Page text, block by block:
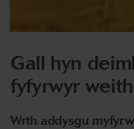
Gall hyn
fyfyrwyr
Wrth addysgu